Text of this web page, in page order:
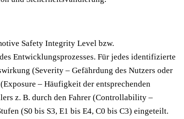
Safety Integrity Level bzw.
Entwicklungsprozesses. Für jedes identifizierte
(Severity – Gefährdung des Nutzers oder
– Häufigkeit der entsprechenden
z. B. durch den Fahrer (Controllability –
(S0 bis S3, E1 bis E4, C0 bis C3) eingeteilt.